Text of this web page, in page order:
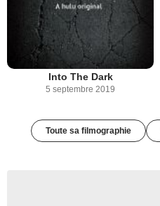
Into The Dark
5 septembre 2019
Toute sa filmographie